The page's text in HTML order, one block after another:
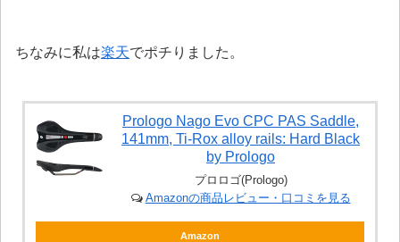
ちなみに私は楽天でポチりました。
Prologo Nago Evo CPC PAS Saddle,
141mm, Ti-Rox alloy rails: Hard Black
by Prologo
プロロゴ(Prologo)
Amazonの商品レビュー・口コミを見る
Amazon